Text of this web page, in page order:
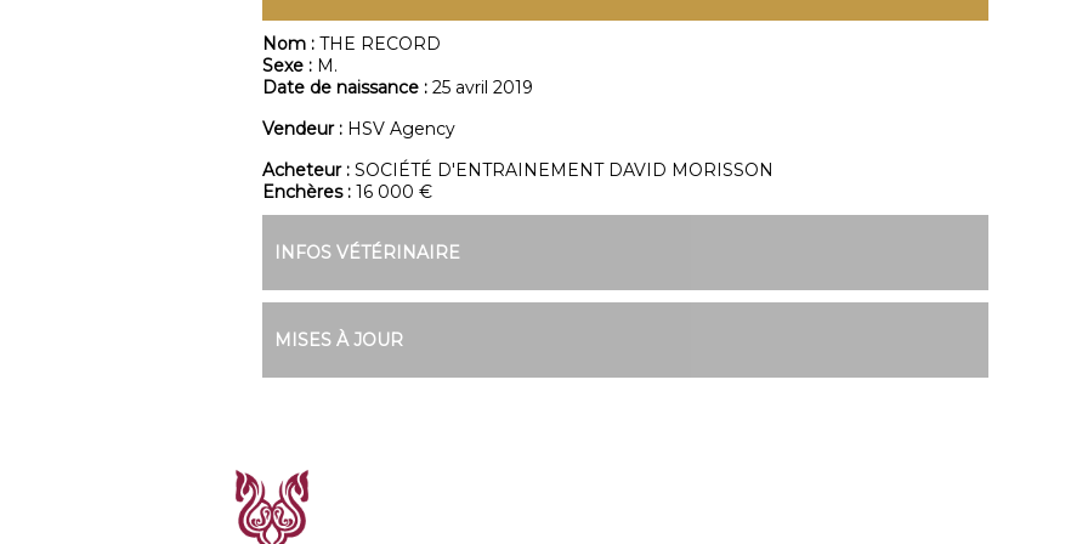
Nom : THE RECORD
Sexe : M.
Date de naissance : 25 avril 2019
Vendeur : HSV Agency
Acheteur : SOCIÉTÉ D'ENTRAINEMENT DAVID MORISSON
Enchères : 16 000 €
INFOS VÉTÉRINAIRE
MISES À JOUR